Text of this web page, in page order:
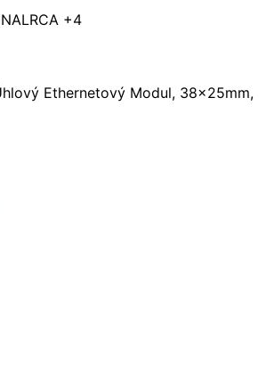
RCA +4
Ethernetový Modul, 38x25mm,